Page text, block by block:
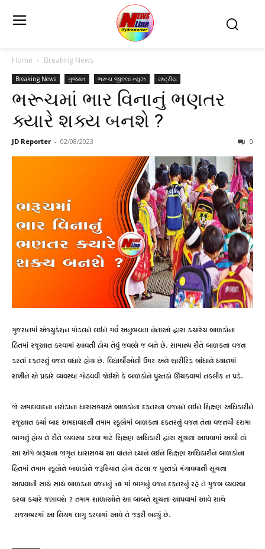
Home Breaking News
Breaking News ગુજરાત ભરૂચ જીલ્લા ન્યુઝ રાષ્ટ્રીય
ભરૂચમાં ભાર વિનાનું ભણતર
ક્યારે શક્ય બનશે ?
JD Reporter - 02/08/2023 0
ગુજરાતમાં એજ્યુકેશન મોડલને લઈને ગર્વ અનુભવતા નેતાઓ દ્વારા ક્યારેય બાળકોના
હિતમાં રજૂઆત કરવામાં આવતી હોય તેવું જવલ્લે જ બને છે. સામાન્ય રીતે બાળકના વજન
કરતાં દફતરનું વજન વધારે હોય છે. વિદ્યાર્થીઓની ઉંમર અને શારીરિક બાંધાને ધ્યાનમાં
રાખીને એ પ્રકારે વ્યવસ્થા ગોઠવવી જોઈએ કે બાળકોને પુસ્તકો ઊંચકવામાં તકલીફ ન પડે.
જો અમદાવાદના નરોડાના ધારાસભ્યએ બાળકોના દફતરના વજનને લઈને શિક્ષણ અધિકારીને
રજૂઆત કર્યા બાદ અમદાવાદની તમામ સ્કૂલોમાં બાળકના દફતરનું વજન તેના વજનથી દસમા
ભાગનું હોય તે રીતે વ્યવસ્થા કરવા માટે શિક્ષણ અધિકારી દ્વારા સૂચના આપવામાં આવી તો
આ અંગે ભરૂચના જાગૃત ધારાસભ્ય આ વાતને ધ્યાને લઈને શિક્ષણ અધિકારીને બાળકોના
હિતમાં તમામ સ્કૂલોને બાળકોને જરૂરિયાત હોય તેટલા જ પુસ્તકો મંગાવવાની સૂચના
આપવાની સાથે સાથે બાળકના વજનનું 10 માં ભાગનું વજન દફતરનું રહે તે મુજબ વ્યવસ્થા
કરવા કયારે જણાવશે ? તમામ શાળાઓને આ બાબતે સૂચના આપવામાં આવે સાથે
રાજ્યભરમાં આ નિયમ લાગુ કરવામાં આવે તે જરૂરી બન્યું છે.